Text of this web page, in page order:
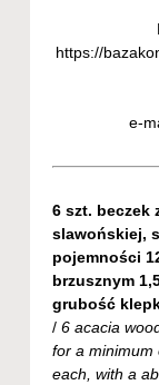
https://
e-
6 szt. beczek
slawońskiej,
pojemności
brzusznym
grubość
/ 6 acacia
for a minimum
each, with a